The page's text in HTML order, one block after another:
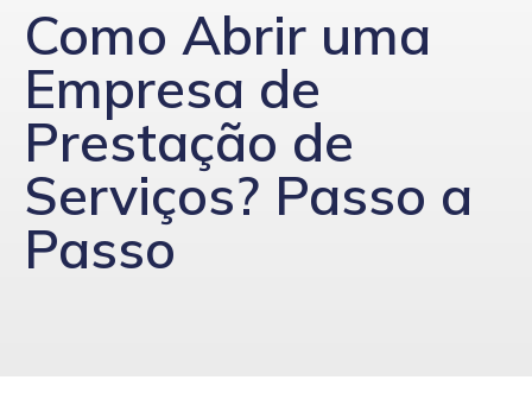
Como Abrir uma
Empresa de
Prestação de
Serviços? Passo a
Passo